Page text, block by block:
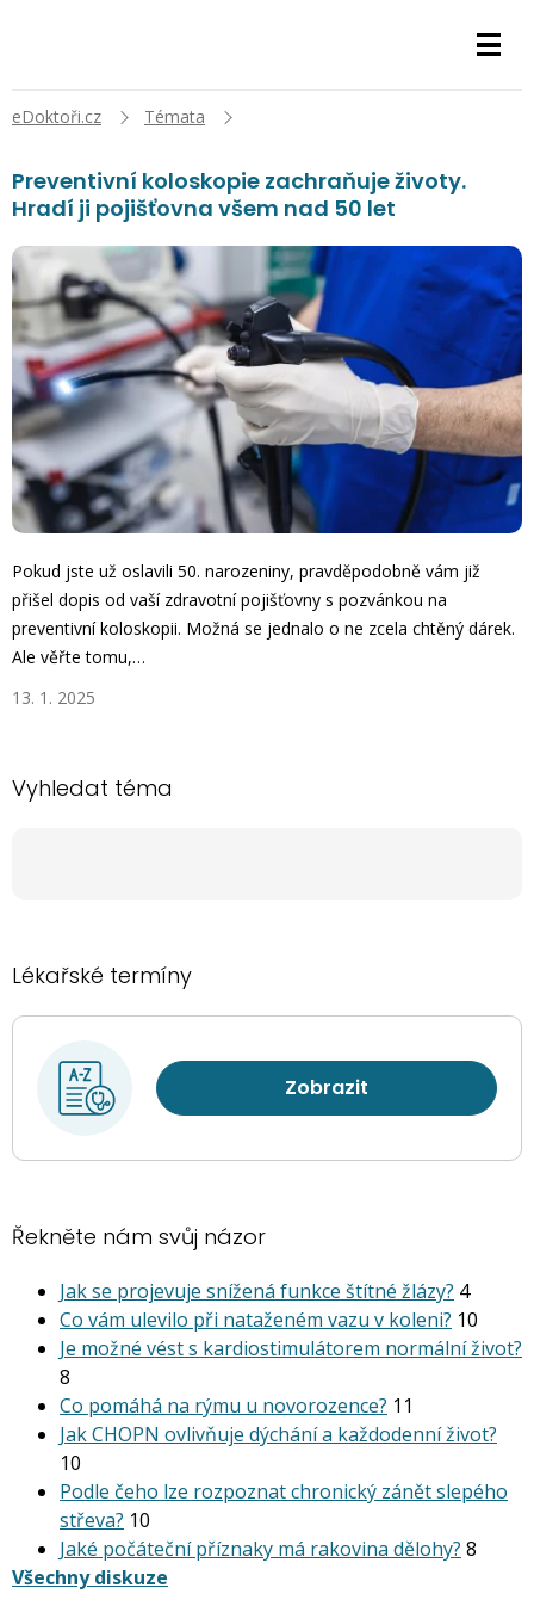
eDoktoři.cz Témata
Preventivní koloskopie zachraňuje životy.
Hradí ji pojišťovna všem nad 50 let
Pokud jste už oslavili 50. narozeniny, pravděpodobně vám již
přišel dopis od vaší zdravotní pojišťovny s pozvánkou na
preventivní koloskopii. Možná se jednalo o ne zcela chtěný dárek.
Ale věřte tomu,…
13. 1. 2025
Vyhledat téma
Lékařské termíny
Zobrazit
Řekněte nám svůj názor
Jak se projevuje snížená funkce štítné žlázy? 4
Co vám ulevilo při nataženém vazu v koleni? 10
Je možné vést s kardiostimu­látorem normální život?
8
Co pomáhá na rýmu u novorozence? 11
Jak CHOPN ovlivňuje dýchání a každodenní život?
10
Podle čeho lze rozpoznat chronický zánět slepého
střeva? 10
Jaké počáteční příznaky má rakovina dělohy? 8
Všechny diskuze